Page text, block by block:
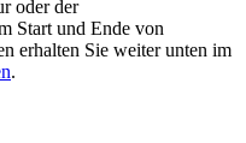
oder der
Start und Ende von
erhalten Sie weiter unten im
.